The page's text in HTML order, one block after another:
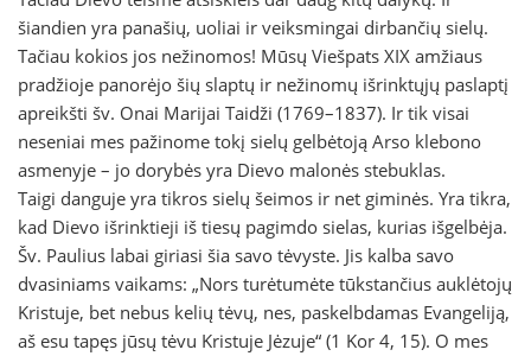
šiandien yra panašių, uoliai ir veiksmingai dirbančių sielų.
Tačiau kokios jos nežinomos! Mūsų Viešpats XIX amžiaus
pradžioje panorėjo šių slaptų ir nežinomų išrinktųjų paslaptį
apreikšti šv. Onai Marijai Taidži (1769–1837). Ir tik visai
neseniai mes pažinome tokį sielų gelbėtoją Arso klebono
asmenyje – jo dorybės yra Dievo malonės stebuklas.
Taigi danguje yra tikros sielų šeimos ir net giminės. Yra tikra,
kad Dievo išrinktieji iš tiesų pagimdo sielas, kurias išgelbėja.
Šv. Paulius labai giriasi šia savo tėvyste. Jis kalba savo
dvasiniams vaikams: „Nors turėtumėte tūkstančius auklėtojų
Kristuje, bet nebus kelių tėvų, nes, paskelbdamas Evangeliją,
aš esu tapęs jūsų tėvu Kristuje Jėzuje“ (1 Kor 4, 15). O mes